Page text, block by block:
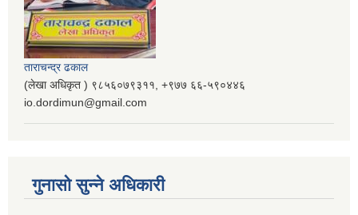
ताराचन्द्र ढकाल
(लेखा अधिकृत ) ९८५६०७९३११, ‌‍‍+९७७ ६६-५९०४४६
io.dordimun@gmail.com
गुनासो सुन्ने अधिकारी